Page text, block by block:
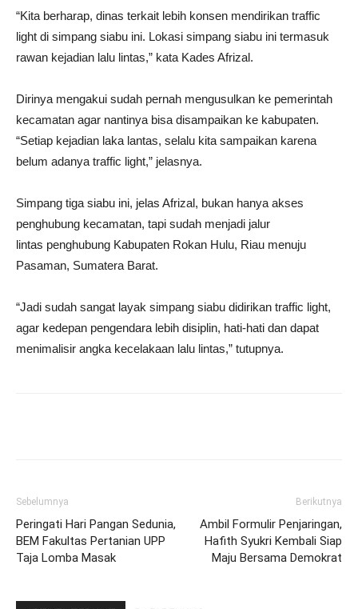
“Kita berharap, dinas terkait lebih konsen mendirikan traffic
light di simpang siabu ini. Lokasi simpang siabu ini termasuk
rawan kejadian lalu lintas,” kata Kades Afrizal.
Dirinya mengakui sudah pernah mengusulkan ke pemerintah
kecamatan agar nantinya bisa disampaikan ke kabupaten.
“Setiap kejadian laka lantas, selalu kita sampaikan karena
belum adanya traffic light,” jelasnya.
Simpang tiga siabu ini, jelas Afrizal, bukan hanya akses
penghubung kecamatan, tapi sudah menjadi jalur
lintas penghubung Kabupaten Rokan Hulu, Riau menuju
Pasaman, Sumatera Barat.
“Jadi sudah sangat layak simpang siabu didirikan traffic light,
agar kedepan pengendara lebih disiplin, hati-hati dan dapat
menimalisir angka kecelakaan lalu lintas,” tutupnya.
Sebelumnya
Peringati Hari Pangan Sedunia,
BEM Fakultas Pertanian UPP
Taja Lomba Masak
Berikutnya
Ambil Formulir Penjaringan,
Hafith Syukri Kembali Siap
Maju Bersama Demokrat